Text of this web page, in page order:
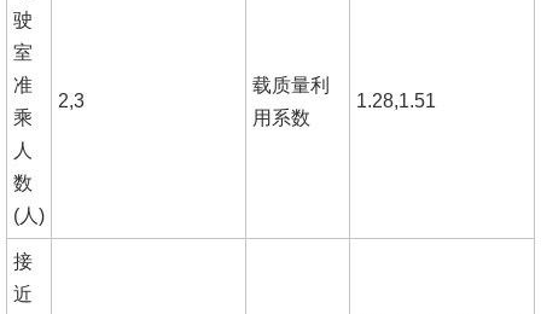
驶
室
准
乘
人
数
(人)
2,3
载质量利
用系数
1.28,1.51
接
近